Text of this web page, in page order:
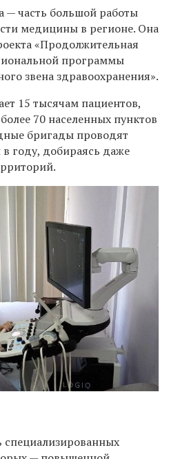
— часть большой работы
медицины в регионе. Она
«Продолжительная
программы
звена здравоохранения».
15 тысячам пациентов,
70 населенных пунктов
бригады проводят
году, добираясь даже
специализированных